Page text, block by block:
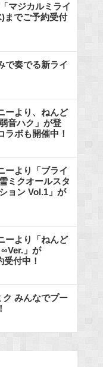
マジカルミライ
までご予約受付
で奏でる新ライ
ーより、ねんど
音ハク」が登
ラボも開催中！
ーより「ブライ
ミクオールスタ
ョン Vol.1」が
ーより「ねんど
」が
付中！
みんなでプー